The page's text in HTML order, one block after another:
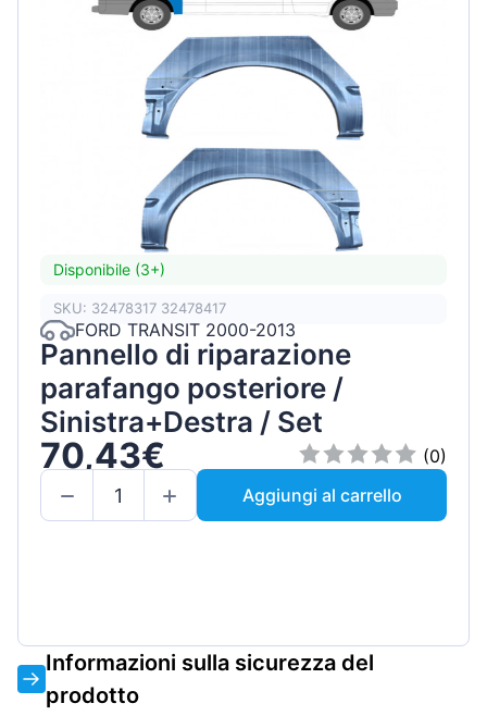
Disponibile (3+)
SKU: 32478317 32478417
FORD TRANSIT 2000-2013
Pannello di riparazione
parafango posteriore /
Sinistra+Destra / Set
70,43€
(0)
Aggiungi al carrello
Informazioni sulla sicurezza del
prodotto